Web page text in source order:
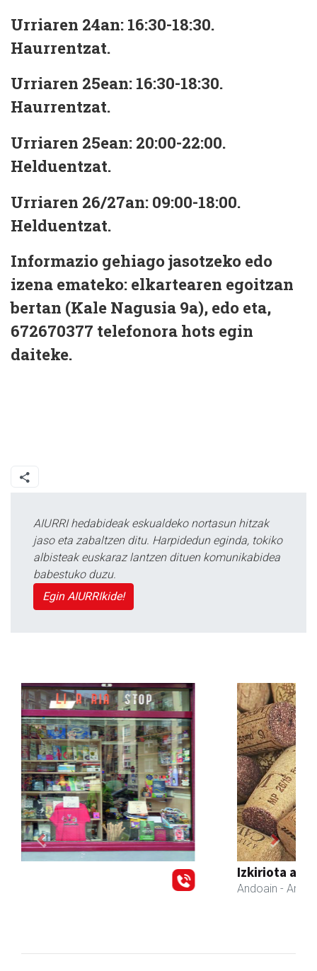
Urriaren 24an: 16:30-18:30.
Haurrentzat.
Urriaren 25ean: 16:30-18:30.
Haurrentzat.
Urriaren 25ean: 20:00-22:00.
Helduentzat.
Urriaren 26/27an: 09:00-18:00.
Helduentzat.
Informazio gehiago jasotzeko edo
izena emateko: elkartearen egoitzan
bertan (Kale Nagusia 9a), edo eta,
672670377 telefonora hots egin
daiteke.
AIURRI hedabideak eskualdeko nortasun hitzak
jaso eta zabaltzen ditu. Harpidedun eginda, tokiko
albisteak euskaraz lantzen dituen komunikabidea
babestuko duzu.
Egin AIURRIkide!
Previous Next